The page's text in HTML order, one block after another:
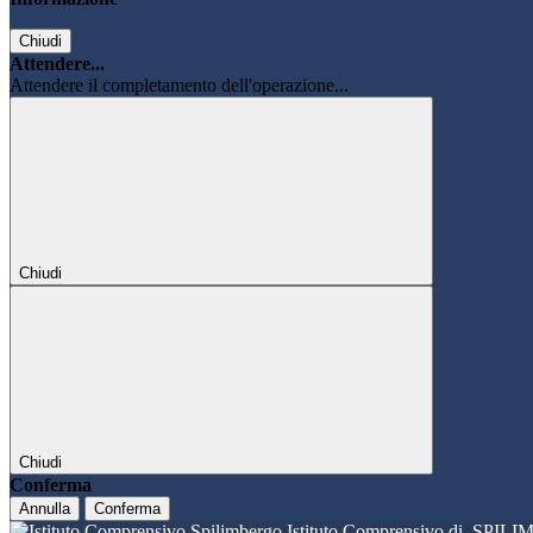
Chiudi
Attendere...
Attendere il completamento dell'operazione...
Chiudi
Chiudi
Conferma
Annulla Conferma